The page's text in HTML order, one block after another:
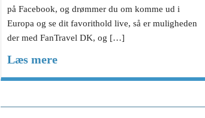
på Facebook, og drømmer du om komme ud i
Europa og se dit favorithold live, så er muligheden
der med FanTravel DK, og […]
Læs mere